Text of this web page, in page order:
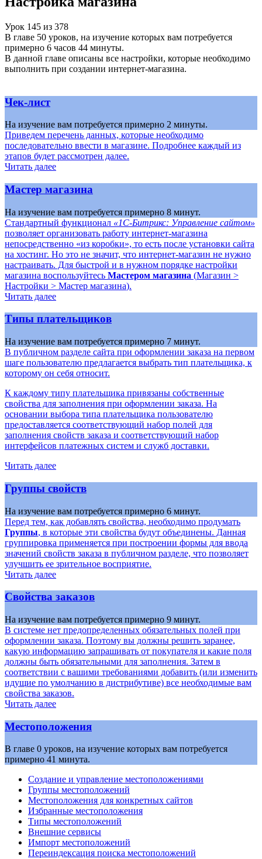
Урок 145 из 378
В главе 50 уроков, на изучение которых вам потребуется
примерно 6 часов 44 минуты.
В данной главе описаны все настройки, которые необходимо
выполнить при создании интернет-магазина.
Чек-лист
На изучение вам потребуется примерно 2 минуты.
Приведем перечень данных, которые необходимо
последовательно ввести в магазине. Подробнее каждый из
этапов будет рассмотрен далее.
Читать далее
Мастер магазина
На изучение вам потребуется примерно 8 минут.
Стандартный функционал «1С-Битрикс: Управление сайтом»
позволяет организовать работу интернет-магазина
непосредственно «из коробки», то есть после установки сайта
на хостинг. Но это не значит, что интернет-магазин не нужно
настраивать. Для быстрой и в нужном порядке настройки
магазина воспользуйтесь Мастером магазина (Магазин >
Настройки > Мастер магазина).
Читать далее
Типы плательщиков
На изучение вам потребуется примерно 7 минут.
В публичном разделе сайта при оформлении заказа на первом
шаге пользователю предлагается выбрать тип плательщика, к
которому он себя относит.
К каждому типу плательщика привязаны собственные
свойства для заполнения при оформлении заказа. На
основании выбора типа плательщика пользователю
предоставляется соответствующий набор полей для
заполнения свойств заказа и соответствующий набор
интерфейсов платежных систем и служб доставки.
Читать далее
Группы свойств
На изучение вам потребуется примерно 6 минут.
Перед тем, как добавлять свойства, необходимо продумать
Группы, в которые эти свойства будут объединены. Данная
группировка применяется при построении формы для ввода
значений свойств заказа в публичном разделе, что позволяет
улучшить ее зрительное восприятие.
Читать далее
Свойства заказов
На изучение вам потребуется примерно 9 минут.
В системе нет предопределенных обязательных полей при
оформлении заказа. Поэтому вы должны решить заранее,
какую информацию запрашивать от покупателя и какие поля
должны быть обязательными для заполнения. Затем в
соответствии с вашими требованиями добавить (или изменить
идущие по умолчанию в дистрибутиве) все необходимые вам
свойства заказов.
Читать далее
Местоположения
В главе 0 уроков, на изучение которых вам потребуется
примерно 41 минута.
Создание и управление местоположениями
Группы местоположений
Местоположения для конкретных сайтов
Избранные местоположения
Типы местоположений
Внешние сервисы
Импорт местоположений
Переиндексация поиска местоположений